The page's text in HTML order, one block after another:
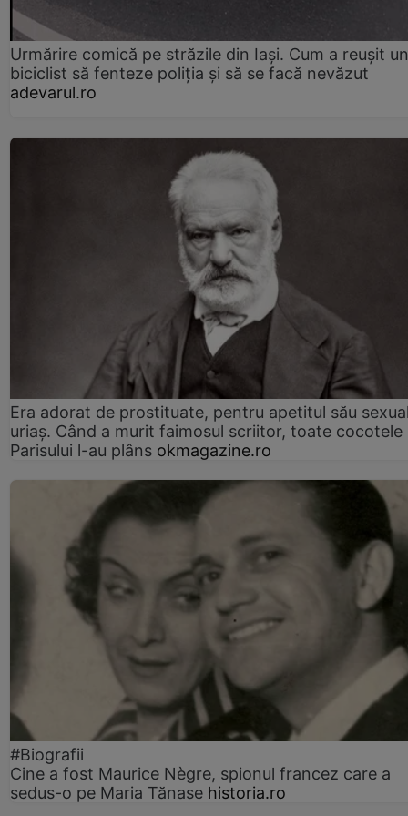
Urmărire comică pe străzile din Iași. Cum a reușit un
biciclist să fenteze poliția și să se facă nevăzut
adevarul.ro
Era adorat de prostituate, pentru apetitul său
uriaș. Când a murit faimosul scriitor, toate cocotele
Parisului l-au plâns okmagazine.ro
#Biografii
Cine a fost Maurice Nègre, spionul francez care a
sedus-o pe Maria Tănase historia.ro